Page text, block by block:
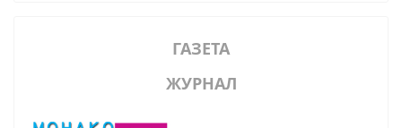
ГАЗЕТА
ЖУРНАЛ